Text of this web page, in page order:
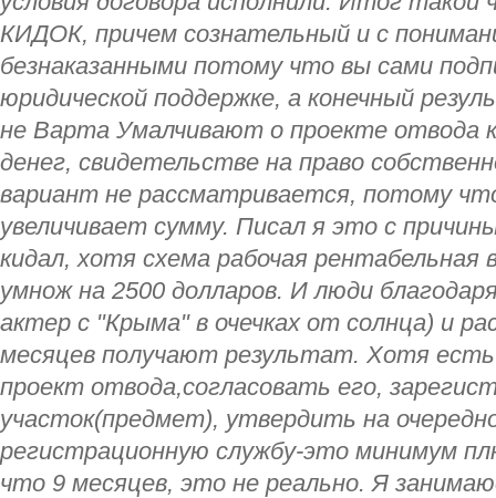
КИДОК, причем сознательный и с
безнаказанными потому что вы сами
юридической поддержке, а конечный
не Варта Умалчивают о проекте
денег, свидетельстве на право
вариант не рассматривается, потому
увеличивает сумму. Писал я это с
кидал, хотя схема рабочая рентабельная
умнож на 2500 долларов. И люди
актер с "Крыма" в очечках от солнца) и
месяцев получают результат. Хотя
проект отвода,согласовать его,
участок(предмет), утвердить на
регистрационную службу-это минимум
что 9 месяцев, это не реально. Я